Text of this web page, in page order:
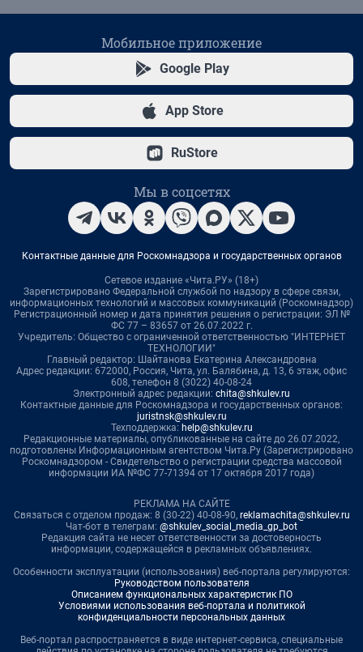
Мобильное приложение
Google Play
App Store
RuStore
Мы в соцсетях
Контактные данные для Роскомнадзора и государственных органов
Сетевое издание «Чита.РУ» (18+)
Зарегистрировано Федеральной службой по надзору в сфере связи,
информационных технологий и массовых коммуникаций (Роскомнадзор)
Регистрационный номер и дата принятия решения о регистрации: ЭЛ №
ФС 77 – 83657 от 26.07.2022 г.
Учредитель: Общество с ограниченной ответственностью "ИНТЕРНЕТ
ТЕХНОЛОГИИ"
Главный редактор: Шайтанова Екатерина Александровна
Адрес редакции: 672000, Россия, Чита, ул. Балябина, д. 13, 6 этаж, офис
608, телефон 8 (3022) 40-08-24
Электронный адрес редакции: chita@shkulev.ru
Контактные данные для Роскомнадзора и государственных органов:
juristnsk@shkulev.ru
Техподдержка: help@shkulev.ru
Редакционные материалы, опубликованные на сайте до 26.07.2022,
подготовлены Информационным агентством Чита.Ру (Зарегистрировано
Роскомнадзором - Свидетельство о регистрации средства массовой
информации ИА №ФС 77-71394 от 17 октября 2017 года)
РЕКЛАМА НА САЙТЕ
Связаться с отделом продаж: 8 (30-22) 40-08-90, reklamachita@shkulev.ru
Чат-бот в телеграм: @shkulev_social_media_gp_bot
Редакция сайта не несет ответственности за достоверность
информации, содержащейся в рекламных объявлениях.
Особенности эксплуатации (использования) веб-портала регулируются:
Руководством пользователя
Описанием функциональных характеристик ПО
Условиями использования веб-портала и политикой
конфиденциальности персональных данных
Веб-портал распространяется в виде интернет-сервиса, специальные